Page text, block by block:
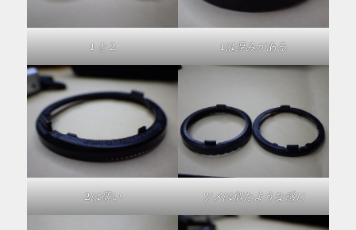
1 と 2 1は厚みがある
2は薄い ツメは似たような感じ